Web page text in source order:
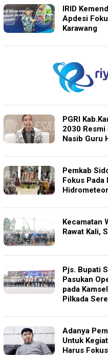
IRID
Apdesi
Karawang
PGRI
2030 Resmi
Nasib Guru
Pemkab
Fokus Pada
Kecamatan
Rawat Kali,
Pjs. Bupati
Pasukan
pada
Pilkada
Adanya
Untuk
Harus